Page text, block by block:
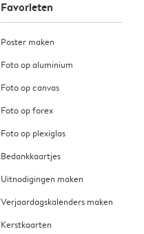
Favorieten
Poster maken
Foto op aluminium
Foto op canvas
Foto op forex
Foto op plexiglas
Bedankkaartjes
Uitnodigingen maken
Verjaardagskalenders maken
Kerstkaarten